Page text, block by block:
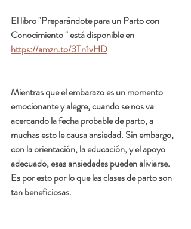
El libro "Preparándote para un Parto con
Conocimiento " está disponible en
https://amzn.to/3Tn1vHD
Mientras que el embarazo es un momento
emocionante y alegre, cuando se nos va
acercando la fecha probable de parto, a
muchas esto le causa ansiedad. Sin embargo,
con la orientación, la educación, y el apoyo
adecuado, esas ansiedades pueden aliviarse.
Es por esto por lo que las clases de parto son
tan beneficiosas.